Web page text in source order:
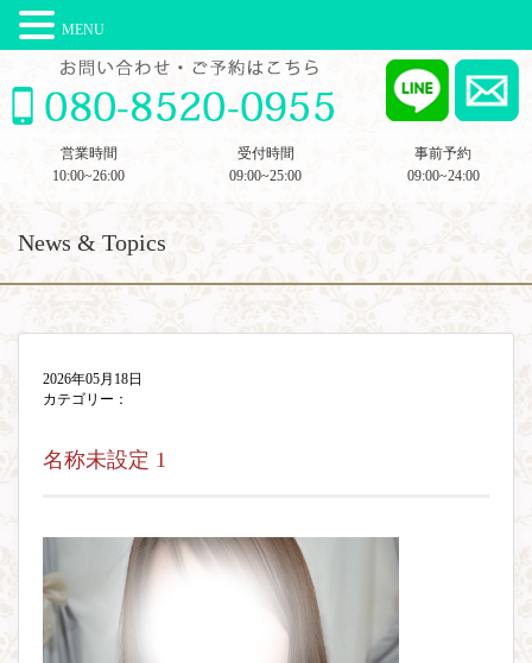
営業時間
10:00~26:00
受付時間
09:00~25:00
事前予約
09:00~24:00
News & Topics
2026年05月18日
カテゴリー：
名称未設定 1
MENU